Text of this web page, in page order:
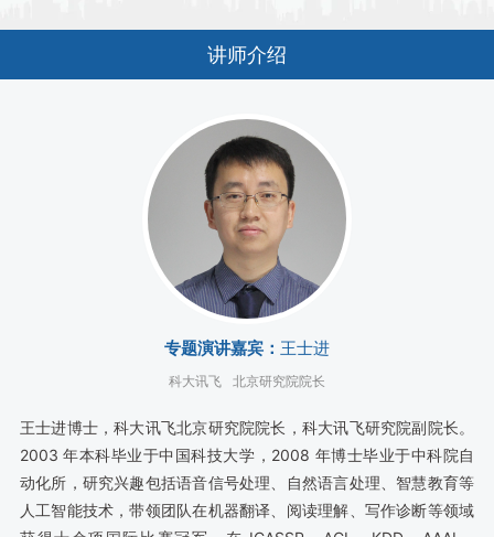
讲师介绍
专题演讲嘉宾： 王士进
科大讯飞 北京研究院院长
王士进博士，科大讯飞北京研究院院长，科大讯飞研究院副院长。
2003 年本科毕业于中国科技大学，2008 年博士毕业于中科院自
动化所，研究兴趣包括语音信号处理、自然语言处理、智慧教育等
人工智能技术，带领团队在机器翻译、阅读理解、写作诊断等领域